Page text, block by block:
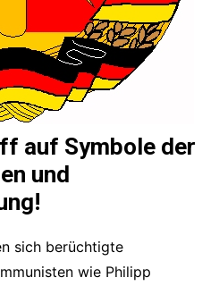
auf Symbole der
und
sich berüchtigte
wie Philipp